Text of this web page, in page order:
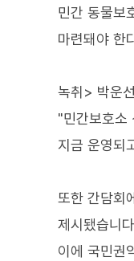
민간 동물보
마련돼야 한
녹취> 박운
"민간보호소
지금 운영되
또한 간담회
제시됐습니
이에 국민권